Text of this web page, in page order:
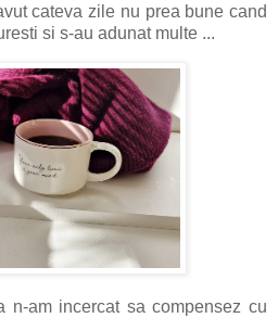
cateva zile nu prea bune cand
si s-au adunat multe ...
n-am incercat sa compensez cu